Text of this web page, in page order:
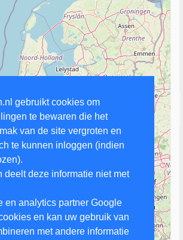
gebruikt cookies om
te bewaren die het
van de site vergroten en
te kunnen inloggen (indien
deelt deze informatie niet met
en analytics partner Google
en kan uw gebruik van
met andere informatie